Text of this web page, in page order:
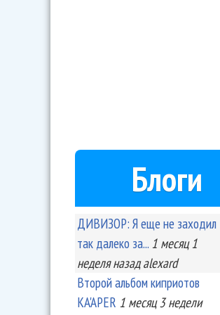
Блоги
ДИВИЗОР: Я еще не заходил
так далеко за... 1 месяц 1
неделяназад alexard
Второй альбом киприотов
KA'APER 1 месяц 3 недели